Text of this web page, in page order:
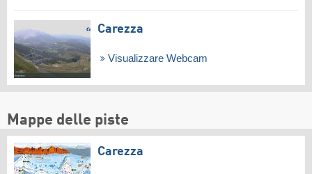
Carezza
Visualizzare Webcam
Mappe delle piste
Carezza